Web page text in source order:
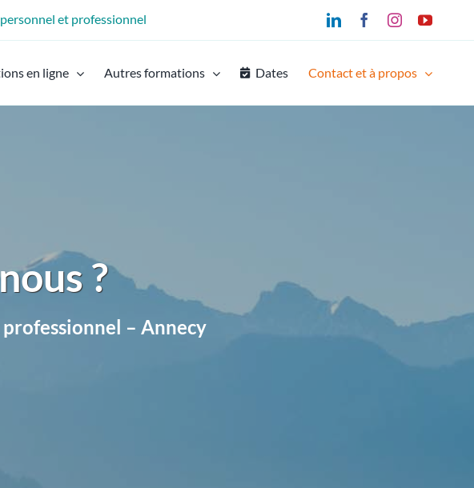
et professionnel LinkedInFacebookInstagram
en ligne Autres formations Dates Contact et à propos
?
– Annecy